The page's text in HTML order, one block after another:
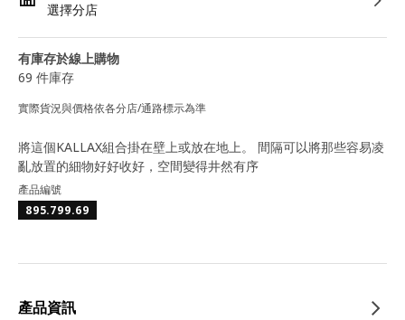
選擇分店
有庫存於線上購物
69 件庫存
實際貨況與價格依各分店/通路標示為準
將這個KALLAX組合掛在壁上或放在地上。 間隔可以將那些容易凌
亂放置的細物好好收好，空間變得井然有序
產品編號
895.799.69
產品資訊